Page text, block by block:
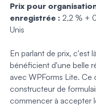
Prix pour
enregistrée : 2,2 % +
Unis
En parlant de prix, c'est
bénéficient d'une belle
avec WPForms Lite. Ce
constructeur de
commencer à accepter